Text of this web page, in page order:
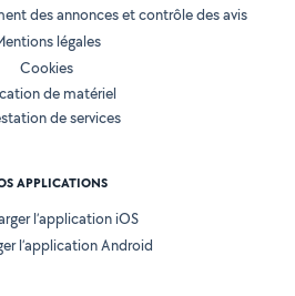
des annonces et contrôle des avis
légales
Cookies
de matériel
de services
APPLICATIONS
l’application iOS
l’application Android